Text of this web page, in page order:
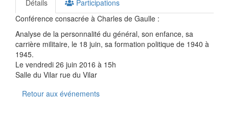
Détails
Participations
Conférence consacrée à Charles de Gaulle :
Analyse de la personnalité du général, son enfance, sa
carrière militaire, le 18 juin, sa formation politique de 1940 à
1945.
Le vendredi 26 juin 2016 à 15h
Salle du Vilar rue du Vilar
Retour aux événements